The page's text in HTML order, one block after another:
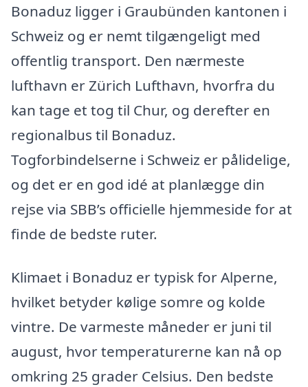
Bonaduz ligger i Graubünden kantonen i
Schweiz og er nemt tilgængeligt med
offentlig transport. Den nærmeste
lufthavn er Zürich Lufthavn, hvorfra du
kan tage et tog til Chur, og derefter en
regionalbus til Bonaduz.
Togforbindelserne i Schweiz er pålidelige,
og det er en god idé at planlægge din
rejse via SBB’s officielle hjemmeside for at
finde de bedste ruter.
Klimaet i Bonaduz er typisk for Alperne,
hvilket betyder kølige somre og kolde
vintre. De varmeste måneder er juni til
august, hvor temperaturerne kan nå op
omkring 25 grader Celsius. Den bedste